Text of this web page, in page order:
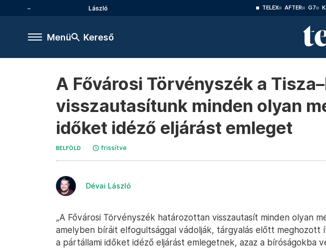
László TELEX AFTER G7
Menü Kereső
A Fővárosi Törvényszék a
visszautasítunk minden olyan
időket idéző eljárást emleget
BELFÖLD frissítve
Dévai László
„A Fővárosi Törvényszék határozottan visszautasít minden olyan
amelyben bíráit elfogultsággal vádolják, tárgyalás előtt meghozott
a pártállami időket idéző eljárást emlegetnek, azaz a bíróságokba